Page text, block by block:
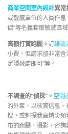
商業空間室內設計異常
或敏感單位的人員作息
侶”等名義套取敏感區
高額打賞跑腿。訂綠設
小費，但請求卻非常含
定隱蔽處即可”等。
不調查的“偵探”。 空間
的外套，以核實信息
搜，或刺探我高精尖
布的跑腿、攝影、咨